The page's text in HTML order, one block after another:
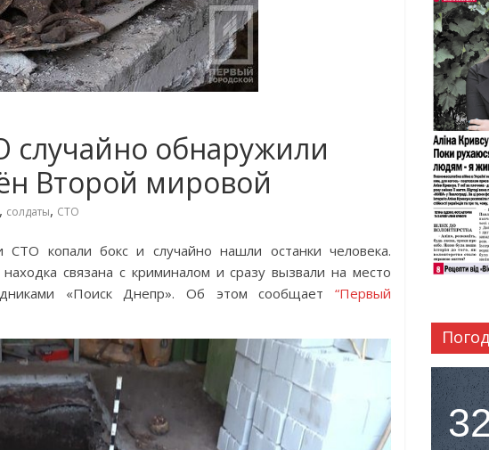
случайно обнаружили
Второй мировой
, солдаты, СТО
копали бокс и случайно нашли останки человека.
связана с криминалом и сразу вызвали на место
«Поиск Днепр». Об этом сообщает “Первый